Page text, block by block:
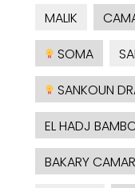
MALIK
SOMA
SANKOUN
EL HADJ
BAKARY